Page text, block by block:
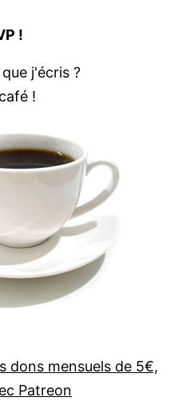
!
j'écris ?
!
dons mensuels de 5€,
Patreon